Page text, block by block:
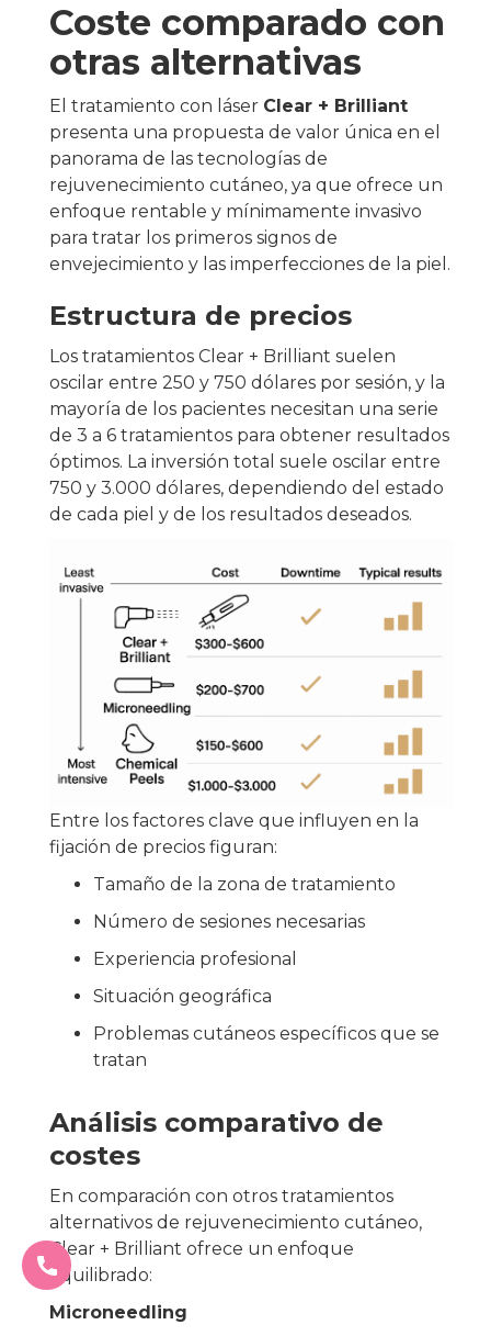
Coste comparado con
otras alternativas
El tratamiento con láser Clear + Brilliant
presenta una propuesta de valor única en el
panorama de las tecnologías de
rejuvenecimiento cutáneo, ya que ofrece un
enfoque rentable y mínimamente invasivo
para tratar los primeros signos de
envejecimiento y las imperfecciones de la piel.
Estructura de precios
Los tratamientos Clear + Brilliant suelen
oscilar entre 250 y 750 dólares por sesión, y la
mayoría de los pacientes necesitan una serie
de 3 a 6 tratamientos para obtener resultados
óptimos. La inversión total suele oscilar entre
750 y 3.000 dólares, dependiendo del estado
de cada piel y de los resultados deseados.
Entre los factores clave que influyen en la
fijación de precios figuran:
Tamaño de la zona de tratamiento
Número de sesiones necesarias
Experiencia profesional
Situación geográfica
Problemas cutáneos específicos que se
tratan
Análisis comparativo de
costes
En comparación con otros tratamientos
alternativos de rejuvenecimiento cutáneo,
Clear + Brilliant ofrece un enfoque
equilibrado:
Microneedling